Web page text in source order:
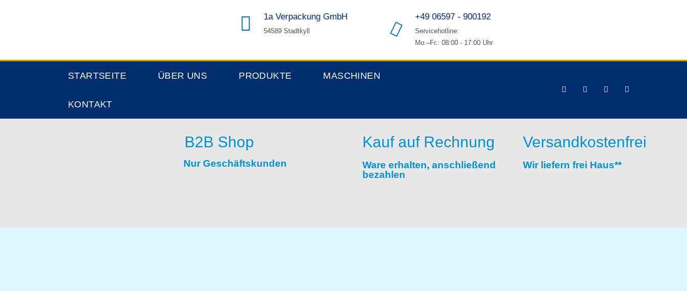
1a Verpackung GmbH
54589 Stadtkyll
+49 06597 - 900192
Servicehotline:
Mo.–Fr.: 08:00 - 17:00 Uhr
STARTSEITE ÜBER UNS PRODUKTE MASCHINEN
KONTAKT
B2B Shop
Nur Geschäftskunden
Kauf auf Rechnung
Ware erhalten, anschließend
bezahlen
Versandkostenfrei
Wir liefern frei Haus**